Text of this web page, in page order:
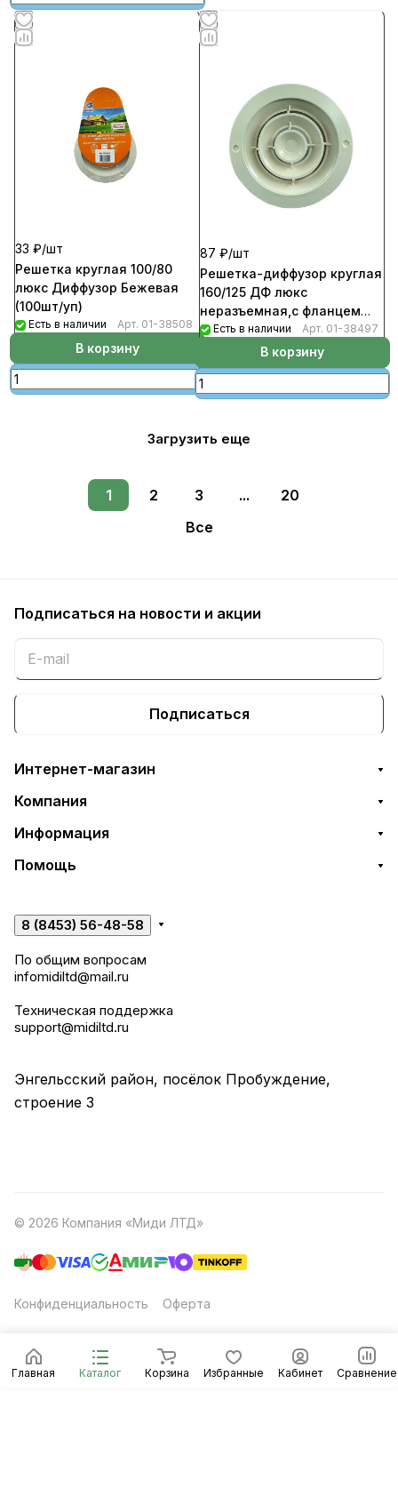
33 ₽/шт
Решетка круглая 100/80
люкс Диффузор Бежевая
(100шт/уп)
Есть в наличии Арт. 01-38508
В корзину
87 ₽/шт
Решетка-диффузор круглая
160/125 ДФ люкс
неразъемная,с фланцем
(120шт/уп)
Есть в наличии Арт. 01-38497
В корзину
Загрузить еще
1 2 3 ...
20
Все
Главная Каталог Корзина Избранные Кабинет Сравнение
Подписаться на новости и акции
Подписаться
Интернет-магазин
Компания
Информация
Помощь
8 (8453) 56-48-58
По общим вопросам
infomidiltd@mail.ru
Техническая поддержка
support@midiltd.ru
Энгельсский район, посёлок Пробуждение,
строение 3
© 2026 Компания «Миди ЛТД»
Конфиденциальность Оферта